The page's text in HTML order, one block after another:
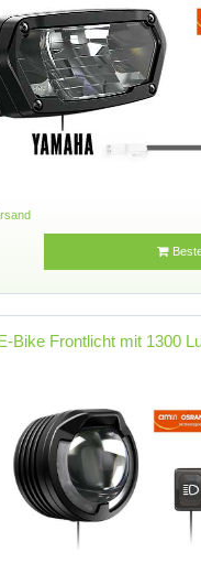
Bike Frontlicht mit 1300